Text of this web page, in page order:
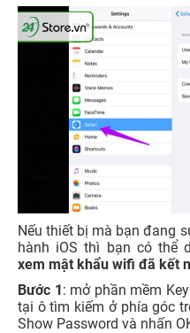
Nếu thiết bị mà bạn đang
hành iOS thì bạn có thể
xem mật khẩu wifi đã kết
Bước 1: mở phần mềm
tại ô tìm kiếm ở phía góc
Show Password và nhấn